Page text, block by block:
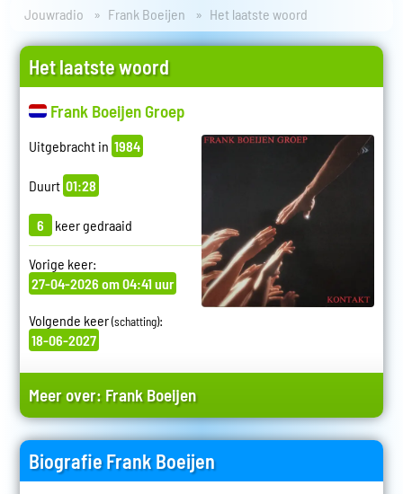
Jouwradio Frank Boeijen Het laatste woord
Het laatste woord
Frank Boeijen Groep
Uitgebracht in 1984
Duurt 01:28
6 keer gedraaid
Vorige keer:
27-04-2026 om 04:41 uur
Volgende keer(schatting):
18-06-2027
Meer over: Frank Boeijen
Biografie Frank Boeijen